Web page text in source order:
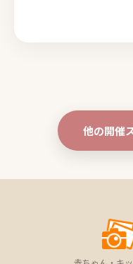
他の開催